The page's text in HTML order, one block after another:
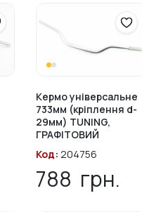
Кермо універсальне
733мм (кріплення d-
29мм) TUNING,
ГРАФІТОВИЙ
Код: 204756
788 грн.